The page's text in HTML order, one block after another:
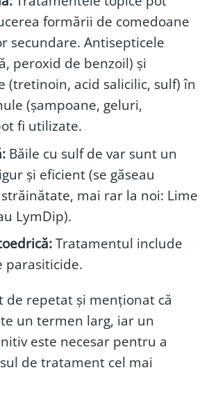
formării de comedoane
secundare. Antisepticele
peroxid de benzoil) și
(tretinoin, acid salicilic, sulf) în
(șampoane, geluri,
fi utilizate.
Băile cu sulf de var sunt un
și eficient (se găseau
mai rar la noi: Lime
LymDip).
Tratamentul include
parasiticide.
de repetat și menționat că
un termen larg, iar un
este necesar pentru a
de tratament cel mai